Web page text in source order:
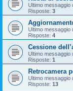
Ultimo messaggio
Risposte: 3
Ultimo messaggio
Risposte: 4
Cessione
Ultimo messaggio
Risposte: 1
Retrocamera
Ultimo messaggio
Risposte: 13